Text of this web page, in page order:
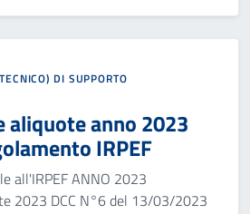
DI SUPPORTO
aliquote anno 2023
IRPEF
all'IRPEF ANNO 2023
2023 DCC N°6 del 13/03/2023